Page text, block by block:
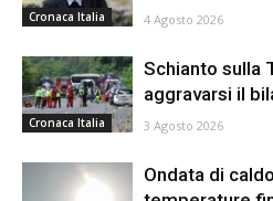
Cronaca Italia 4 Agosto 2026
Cronaca Italia
Schianto sulla
aggravarsi il
3 Agosto 2026
Ondata di